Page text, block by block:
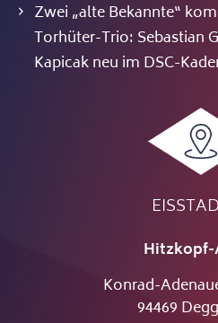
Zwei „alte Bekannte“
Torhüter-Trio: Sebastian
Kapicak neu im DSC-
Hitzkopf-
Konrad-
94469